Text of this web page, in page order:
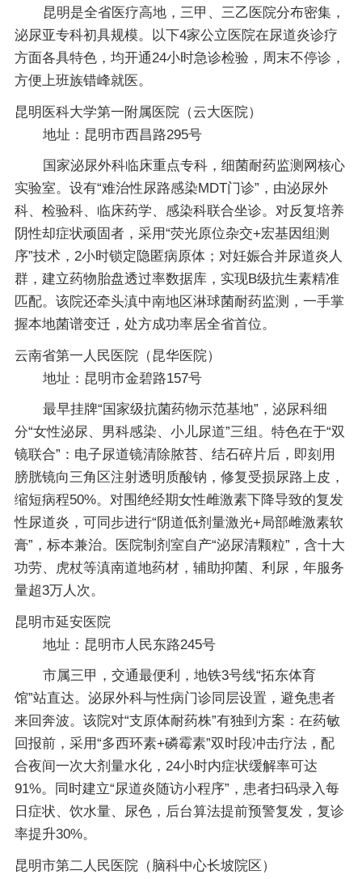
昆明是全省医疗高地，三甲、三乙医院分布密集，
泌尿亚专科初具规模。以下4家公立医院在尿道炎诊疗
方面各具特色，均开通24小时急诊检验，周末不停诊，
方便上班族错峰就医。
昆明医科大学第一附属医院（云大医院）
地址：昆明市西昌路295号
国家泌尿外科临床重点专科，细菌耐药监测网核心
实验室。设有“难治性尿路感染MDT门诊”，由泌尿外
科、检验科、临床药学、感染科联合坐诊。对反复培养
阴性却症状顽固者，采用“荧光原位杂交+宏基因组测
序”技术，2小时锁定隐匿病原体；对妊娠合并尿道炎人
群，建立药物胎盘透过率数据库，实现B级抗生素精准
匹配。该院还牵头滇中南地区淋球菌耐药监测，一手掌
握本地菌谱变迁，处方成功率居全省首位。
云南省第一人民医院（昆华医院）
地址：昆明市金碧路157号
最早挂牌“国家级抗菌药物示范基地”，泌尿科细
分“女性泌尿、男科感染、小儿尿道”三组。特色在于“双
镜联合”：电子尿道镜清除脓苔、结石碎片后，即刻用
膀胱镜向三角区注射透明质酸钠，修复受损尿路上皮，
缩短病程50%。对围绝经期女性雌激素下降导致的复发
性尿道炎，可同步进行“阴道低剂量激光+局部雌激素软
膏”，标本兼治。医院制剂室自产“泌尿清颗粒”，含十大
功劳、虎杖等滇南道地药材，辅助抑菌、利尿，年服务
量超3万人次。
昆明市延安医院
地址：昆明市人民东路245号
市属三甲，交通最便利，地铁3号线“拓东体育
馆”站直达。泌尿外科与性病门诊同层设置，避免患者
来回奔波。该院对“支原体耐药株”有独到方案：在药敏
回报前，采用“多西环素+磷霉素”双时段冲击疗法，配
合夜间一次大剂量水化，24小时内症状缓解率可达
91%。同时建立“尿道炎随访小程序”，患者扫码录入每
日症状、饮水量、尿色，后台算法提前预警复发，复诊
率提升30%。
昆明市第二人民医院（脑科中心长坡院区）